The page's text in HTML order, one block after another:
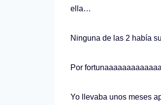
ella…
Ninguna de las 2 había
Por
Yo llevaba unos meses